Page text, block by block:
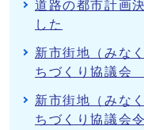
道路の都市計画
した
新市街地（みな
ちづくり協議会
新市街地（みな
ちづくり協議会